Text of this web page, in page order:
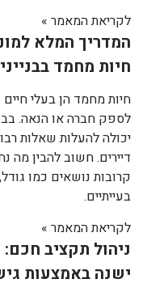
לקריאת המאמר »
המדריך המלא
חיות מחמד
חיות מחמד הן בעלי
לספק חברה או הנאה.
יכולה להעלות שאלות
דיירים. חשוב להבין מה
קרובות נושאים כמו
בעייתיים.
לקריאת המאמר »
ניהול תקציב
ישנה באמצעות